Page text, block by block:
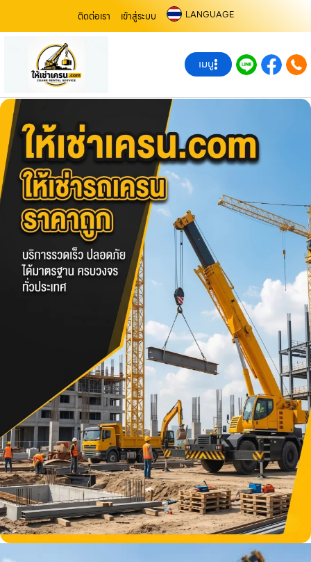
ติดต่อเรา เข้าสู่ระบบ LANGUAGE
เมนู